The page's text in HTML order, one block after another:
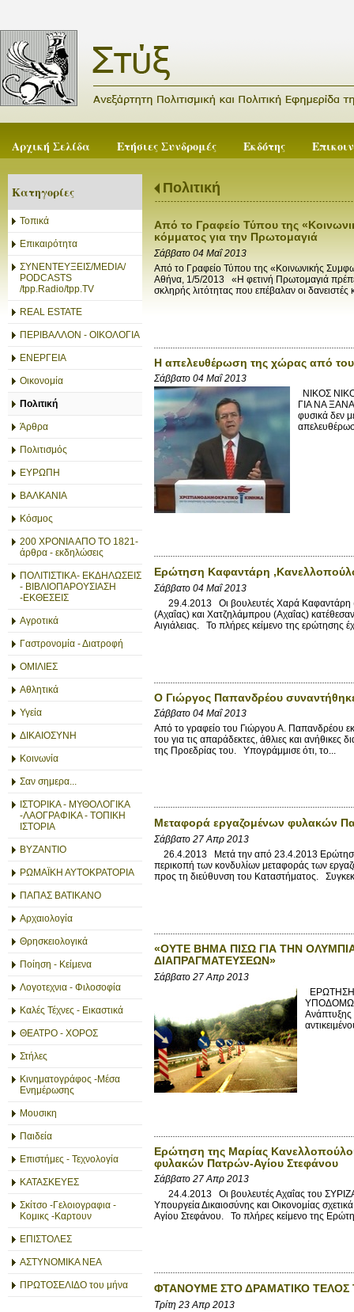
Αρχική Σελίδα Ετήσιες Συνδρομές Εκδότης
Κατηγορίες
Τοπικά
Επικαιρότητα
ΣΥΝΕΝΤΕΥΞΕΙΣ/MEDIA/
PODCASTS
/tpp.Radio/tpp.TV
REAL ESTATE
ΠΕΡΙΒΑΛΛΟΝ - ΟΙΚΟΛΟΓΙΑ
ΕΝΕΡΓΕΙΑ
Οικονομία
Πολιτική
Άρθρα
Πολιτισμός
ΕΥΡΩΠΗ
ΒΑΛΚΑΝΙΑ
Κόσμος
200 ΧΡΟΝΙΑ ΑΠΟ ΤΟ 1821-
άρθρα - εκδηλώσεις
ΠΟΛΙΤΙΣΤΙΚΑ- ΕΚΔΗΛΩΣΕΙΣ
- ΒΙΒΛΙΟΠΑΡΟΥΣΙΑΣΗ
-ΕΚΘΕΣΕΙΣ
Αγροτικά
Γαστρονομία - Διατροφή
ΟΜΙΛΙΕΣ
Αθλητικά
Υγεία
ΔΙΚΑΙΟΣΥΝΗ
Κοινωνία
Σαν σημερα...
ΙΣΤΟΡΙΚΑ - ΜΥΘΟΛΟΓΙΚΑ
-ΛΑΟΓΡΑΦΙΚΑ - ΤΟΠΙΚΗ
ΙΣΤΟΡΙΑ
ΒΥΖΑΝΤΙΟ
ΡΩΜΑΪΚΗ ΑΥΤΟΚΡΑΤΟΡΙΑ
ΠΑΠΑΣ ΒΑΤΙΚΑΝΟ
Αρχαιολογία
Θρησκειολογικά
Ποίηση - Κείμενα
Λογοτεχνια - Φιλοσοφία
Καλές Τέχνες - Εικαστικά
ΘΕΑΤΡΟ - ΧΟΡΟΣ
Στήλες
Κινηματογράφος -Μέσα
Ενημέρωσης
Μουσικη
Παιδεία
Επιστήμες - Τεχνολογία
ΚΑΤΑΣΚΕΥΕΣ
Σκίτσο -Γελοιογραφια -
Κομικς -Καρτουν
ΕΠΙΣΤΟΛΕΣ
ΑΣΤΥΝΟΜΙΚΑ ΝΕΑ
ΠΡΩΤΟΣΕΛΙΔΟ του μήνα
Πολιτική
Από το Γραφείο Τύπου της
κόμματος για την Πρωτομαγιά
Σάββατο 04 Μαΐ 2013
Από το Γραφείο Τύπου της «Κοινωνικής
Αθήνα, 1/5/2013 «Η φετινή Πρωτομαγιά
σκληρής λιτότητας που επέβαλαν οι δανειστές
Η απελευθέρωση της χώρας από
Σάββατο 04 Μαΐ 2013
ΝΙΚΟΣ
ΓΙΑ ΝΑ
φυσικά δεν
Ερώτηση Καφαντάρη
Σάββατο 04 Μαΐ 2013
29.4.2013 Οι βουλευτές Χαρά Καφαντάρη
(Αχαΐας) και Χατζηλάμπρου (Αχαΐας)
Αιγιάλειας. Το πλήρες κείμενο της
Ο Γιώργος Παπανδρέου
Σάββατο 04 Μαΐ 2013
Από το γραφείο του Γιώργου Α. Παπανδρέου
του για τις απαράδεκτες, άθλιες και ανήθικες
της Προεδρίας του. Υπογράμμισε ότι, το...
Μεταφορά εργαζομένων φυλακών
Σάββατο 27 Απρ 2013
26.4.2013 Μετά την από 23.4.2013 Ερώτησή
περικοπή των κονδυλίων μεταφοράς των
προς τη διεύθυνση του Καταστήματος.
«ΟΥΤΕ ΒΗΜΑ ΠΙΣΩ ΓΙΑ ΤΗΝ
ΔΙΑΠΡΑΓΜΑΤΕΥΣΕΩΝ»
Σάββατο 27 Απρ 2013
Ανάπτυξης
Ερώτηση της Μαρίας
φυλακών Πατρών-Αγίου Στεφάνου
Σάββατο 27 Απρ 2013
24.4.2013 Οι βουλευτές Αχαΐας του
Υπουργεία Δικαιοσύνης και Οικονομίας
Αγίου Στεφάνου. Το πλήρες κείμενο της
ΦΤΑΝΟΥΜΕ ΣΤΟ ΔΡΑΜΑΤΙΚΟ
Τρίτη 23 Απρ 2013